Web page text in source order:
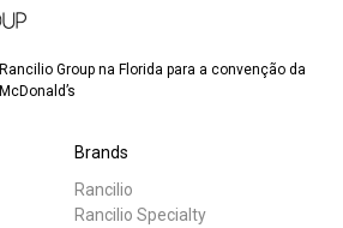
Rancilio Group na Florida para a convenção da
McDonald’s
Brands
Rancilio
Rancilio Specialty